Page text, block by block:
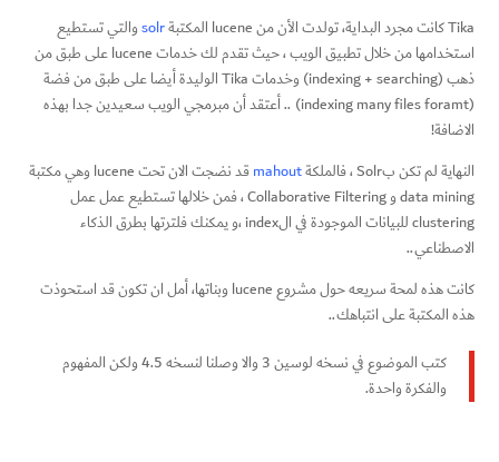
Tika كانت مجرد البداية، تولدت الأن من lucene المكتبة
solrوالتي تستطيع
استخدامها من خلال تطبيق الويب ، حيث تقدم لك خدمات lucene على طبق من
ذهب (indexing + searching) وخدمات Tika الوليدة أيضا على طبق من فضة
(indexing many files foramt) .. أعتقد أن مبرمجي الويب سعيدين جدا بهذه
الاضافة!
النهاية لم تكن بSolr ، فالملكة
mahout
قد نضجت الان تحت lucene وهي مكتبة
data mining و Collaborative Filtering ، فمن خلالها تستطيع عمل عمل
clustering للبيانات الموجودة في الindex ،و يمكنك فلترتها بطرق الذكاء
الاصطناعي..
كانت هذه لمحة سريعه حول مشروع lucene وبناتها، أمل ان تكون قد استحوذت
هذه المكتبة على انتباهك..
كتب الموضوع في نسخه لوسين 3 والا وصلنا لنسخه 4.5 ولكن المفهوم
والفكرة واحدة.